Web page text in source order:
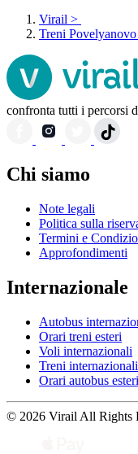
Virail >
Treni
confronta tutti i percorsi
Chi siamo
Note legali
Politica sulla
Termini e
Approfondimenti
Internazionale
Autobus
Orari treni esteri
Voli internazionali
Treni internazionali
Orari autobus esteri
© 2026 Virail All Rights